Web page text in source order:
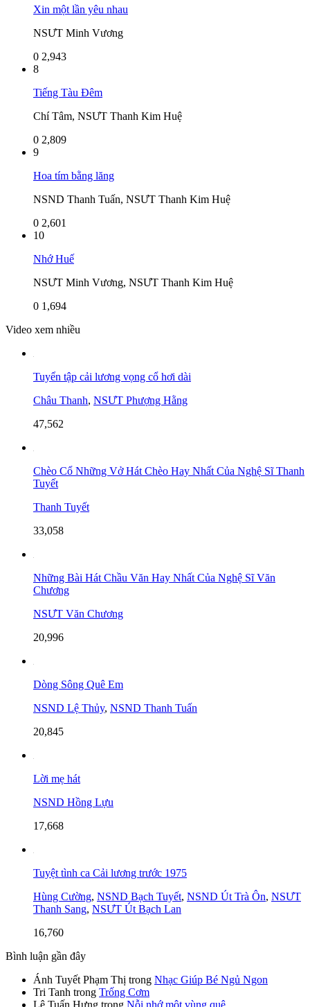
Xin một lần yêu nhau
NSƯT Minh Vương
0 2,943
8
Tiếng Tàu Đêm
Chí Tâm, NSƯT Thanh Kim Huệ
0 2,809
9
Hoa tím bằng lăng
NSND Thanh Tuấn, NSƯT Thanh Kim Huệ
0 2,601
10
Nhớ Huế
NSƯT Minh Vương, NSƯT Thanh Kim Huệ
0 1,694
Video xem nhiều
Tuyển tập cải lương vọng cổ hơi dài
Châu Thanh, NSƯT Phượng Hằng
47,562
Chèo Cổ Những Vở Hát Chèo Hay Nhất Của Nghệ Sĩ Thanh
Tuyết
Thanh Tuyết
33,058
Những Bài Hát Chầu Văn Hay Nhất Của Nghệ Sĩ Văn
Chương
NSƯT Văn Chương
20,996
Dòng Sông Quê Em
NSND Lệ Thủy, NSND Thanh Tuấn
20,845
Lời mẹ hát
NSND Hồng Lựu
17,668
Tuyệt tình ca Cải lương trước 1975
Hùng Cường, NSND Bạch Tuyết, NSND Út Trà Ôn, NSƯT
Thanh Sang, NSƯT Út Bạch Lan
16,760
Bình luận gần đây
Ánh Tuyết Phạm Thị trong Nhạc Giúp Bé Ngủ Ngon
Tri Tanh trong Trống Cơm
Lê Tuấn Hưng trong Nỗi nhớ một vùng quê